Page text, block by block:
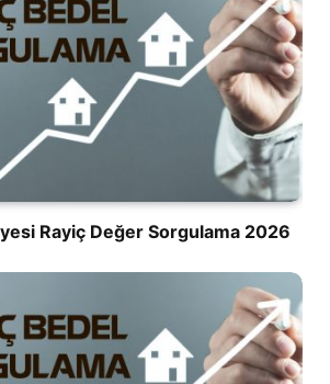
Rayiç Değer Sorgulama 2026